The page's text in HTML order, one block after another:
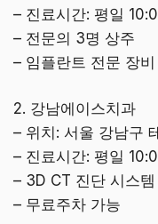
– 진료시간: 평일
– 전문의 3명 상주
– 임플란트 전문 장비
2. 강남에이스치과
– 위치: 서울 강남구
– 진료시간: 평일
– 3D CT 진단 시스템
– 무료주차 가능